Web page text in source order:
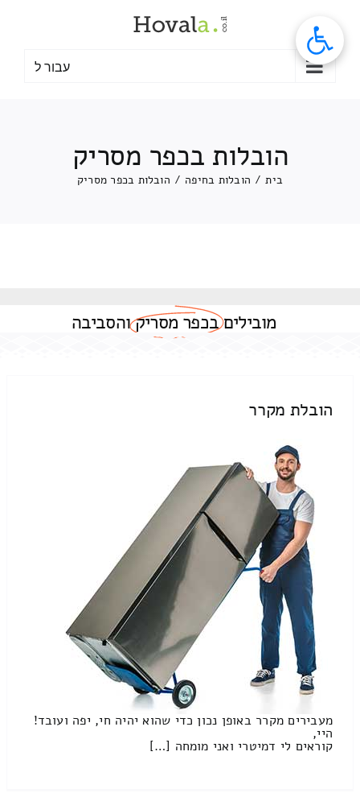
עבור ל
הובלות בכפר מסריק
בית / הובלות בחיפה / הובלות בכפר מסריק
מוביליםבכפר מסריקוהסביבה
הובלת מקרר
מעבירים מקרר באופן נכון כדי שהוא יהיה חי, יפה ועובד!
היי,
קוראים לי דמיטרי ואני מומחה […]